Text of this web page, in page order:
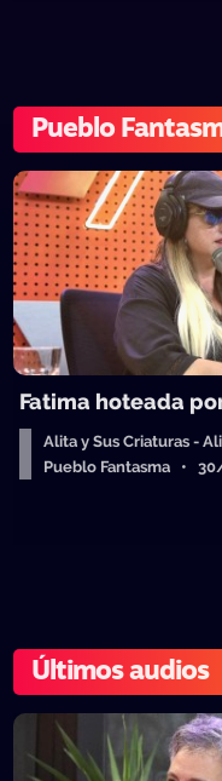
Pueblo
Fatima hoteada
Alita y Sus Criaturas -
Pueblo Fantasma •
Últimos audios